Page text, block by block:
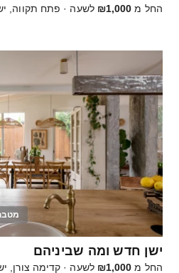
החל מ ₪1,000 לשעה · פתח תקווה,
10
ישן חדש ומה שביניהם
החל מ ₪1,000 לשעה · קדימה צורן,